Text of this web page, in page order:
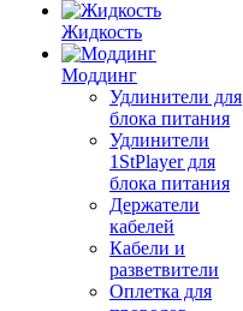
Жидкость
Моддинг
Удлинители для
блока питания
Удлинители
1StPlayer для
блока питания
Держатели
кабелей
Кабели и
разветвители
Оплетка для